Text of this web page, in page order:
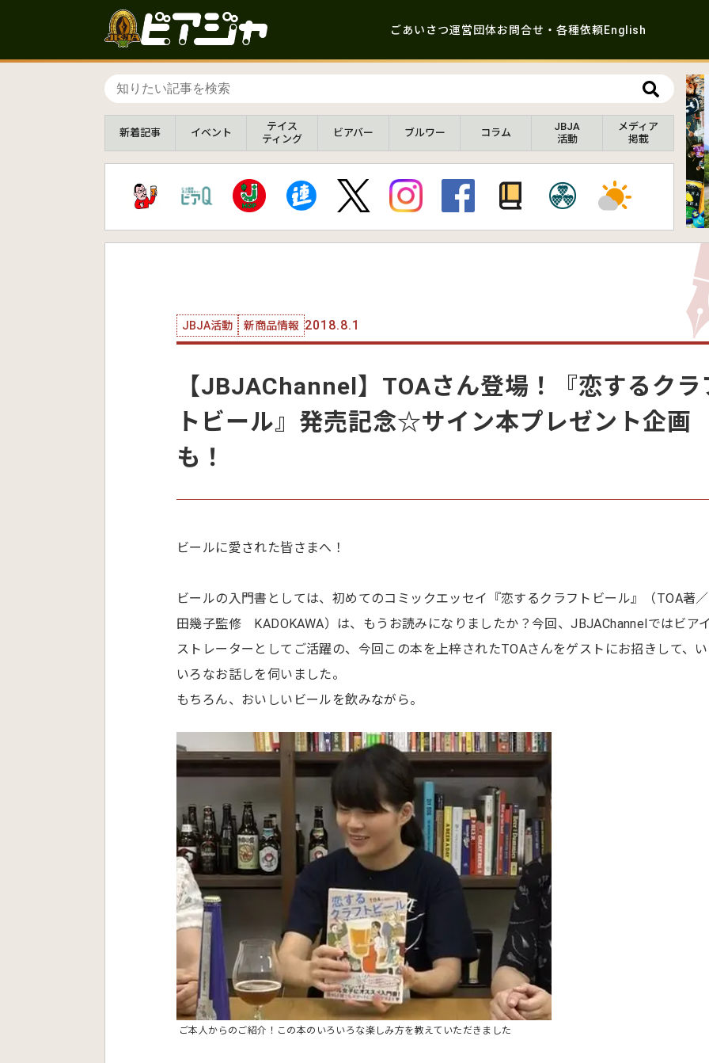
ごあいさつ運営団体お問合せ・各種依頼English
新着記事 イベント
テイス
ティング
ビアバー ブルワー コラム
JBJA
活動
メディア
掲載
JBJA活動 新商品情報 2018.8.1
【JBJAChannel】TOAさん登場！『恋するクラ
トビール』発売記念☆サイン本プレゼント企画
も！
ビールに愛された皆さまへ！
ビールの入門書としては、初めてのコミックエッセイ『恋するクラフトビール』（TOA著
田幾子監修 KADOKAWA）は、もうお読みになりましたか？今回、JBJAChannelではビア
ストレーターとしてご活躍の、今回この本を上梓されたTOAさんをゲストにお招きして、
いろなお話しを伺いました。
もちろん、おいしいビールを飲みながら。
ご本人からのご紹介！この本のいろいろな楽しみ方を教えていただきました